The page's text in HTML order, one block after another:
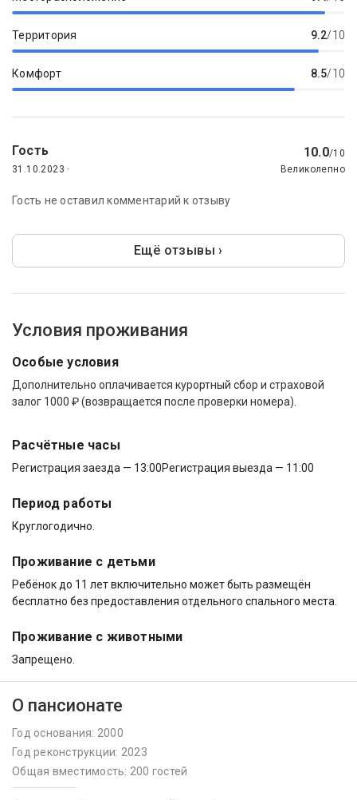
Территория 9.2/10
Комфорт 8.5/10
Гость 10.0/10
31.10.2023 ·
Великолепно
Гость не оставил комментарий к отзыву
Ещё отзывы ›
Условия проживания
Особые условия
Дополнительно оплачивается курортный сбор и страховой
залог 1000 ₽ (возвращается после проверки номера).
Расчётные часы
Регистрация заезда — 13:00Регистрация выезда — 11:00
Период работы
Круглогодично.
Проживание с детьми
Ребёнок до 11 лет включительно может быть размещён
бесплатно без предоставления отдельного спального места.
Проживание с животными
Запрещено.
О пансионате
Год основания: 2000
Год реконструкции: 2023
Общая вместимость: 200 гостей